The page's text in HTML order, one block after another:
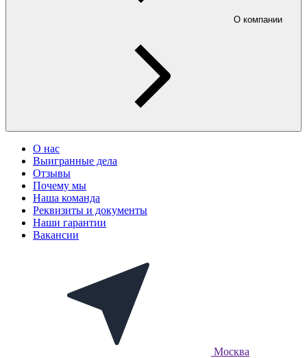
О компании
О нас
Выигранные дела
Отзывы
Почему мы
Наша команда
Реквизиты и документы
Наши гарантии
Вакансии
Москва